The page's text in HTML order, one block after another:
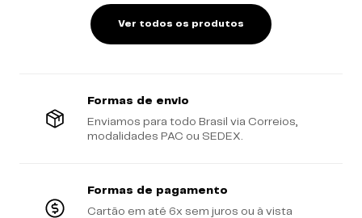
Ver todos os produtos
Formas de envio
Enviamos para todo Brasil via Correios,
modalidades PAC ou SEDEX.
Formas de pagamento
Cartão em até 6x sem juros ou à vista